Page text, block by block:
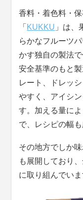
香料・着色料・
「 KUKKU 」は、
らかなフルーツ
かす独自の製法
安全基準のもと
レート、ドレッ
やすく、アイシ
す。加える量に
で、レシピの幅も
その地方でしか
も展開しており
に取り組んでいま